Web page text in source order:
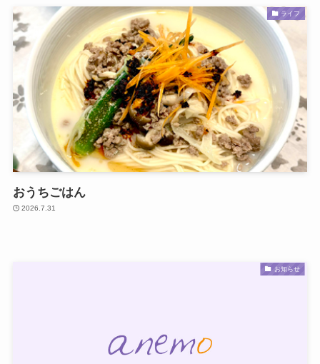
ライフ
おうちごはん
2026.7.31
お知らせ